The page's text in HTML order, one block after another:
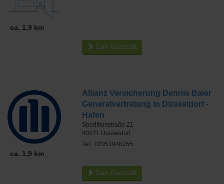
ca. 1,9 km
Zum Geschäft
ca. 1,9 km
Allianz Versicherung Dennis Baier
Generalvertretung in Düsseldorf -
Hafen
Speditionstraße 21
40221 Düsseldorf
Tel.: 02051948255
Zum Geschäft